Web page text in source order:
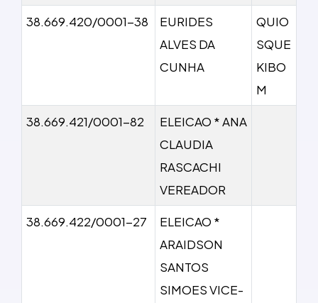
38.669.420/0001-38
EURIDES
ALVES DA
CUNHA
QUIO
SQUE
KIBO
M
38.669.421/0001-82
ELEICAO * ANA
CLAUDIA
RASCACHI
VEREADOR
38.669.422/0001-27
ELEICAO *
ARAIDSON
SANTOS
SIMOES VICE-